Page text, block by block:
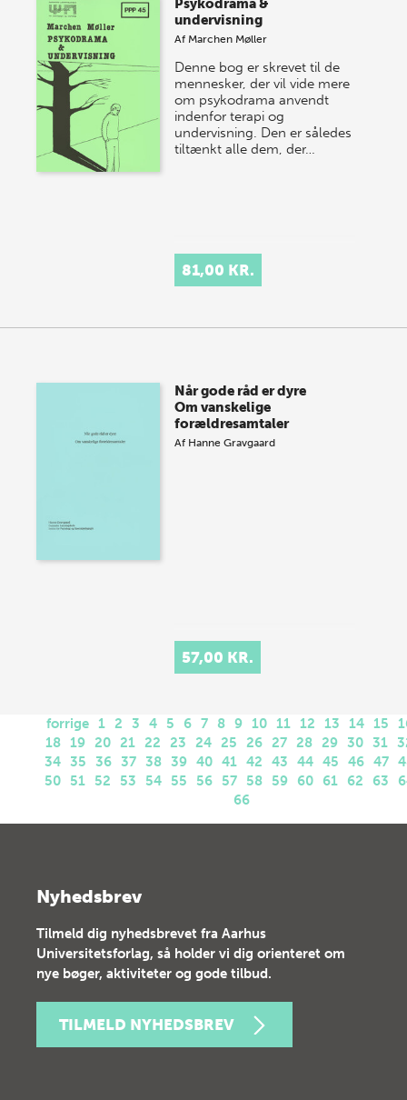
Psykodrama &
undervisning
Af Marchen Møller
Denne bog er skrevet til de
mennesker, der vil vide mere
om psykodrama anvendt
indenfor terapi og
undervisning. Den er således
tiltænkt alle dem, der…
81,00 KR.
Når gode råd er dyre
Om vanskelige
forældresamtaler
Af Hanne Gravgaard
57,00 KR.
forrige 1 2 3 4 5 6 7 8 9 10 11 12 13 14 15
18 19 20 21 22 23 24 25 26 27 28 29 30 31
34 35 36 37 38 39 40 41 42 43 44 45 46 47
50
51 52 53 54 55 56 57 58 59 60 61 62 63
66
Nyhedsbrev
Tilmeld dig nyhedsbrevet fra Aarhus
Universitetsforlag, så holder vi dig orienteret om
nye bøger, aktiviteter og gode tilbud.
TILMELD NYHEDSBREV